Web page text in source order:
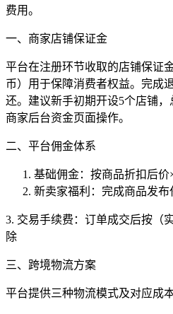
费用。
一、商家店铺保证金
平台在注册环节收取的店铺保证
币）用于保障消费者权益。完成
还。建议新手初期开设5个店铺
商家后台资金页面操作。
二、平台佣金体系
基础佣金：按商品折扣后
新卖家福利：完成商品发
3. 交易手续费：订单成交后按（
除
三、跨境物流方案
平台提供三种物流模式及对应成本